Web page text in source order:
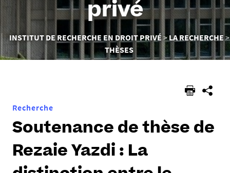
privé
Vous
êtes
ici :
INSTITUT DE RECHERCHE EN DROIT PRIVÉ
LA RECHERCHE
THÈSES
Recherche
Soutenance de thèse de
Rezaie Yazdi : La